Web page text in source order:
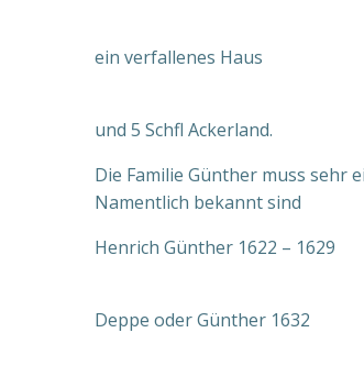
ein verfallenes Haus
und 5 Schfl Ackerland.
Die Familie Günther muss sehr
Namentlich bekannt sind
Henrich Günther 1622 – 1629
Deppe oder Günther 1632